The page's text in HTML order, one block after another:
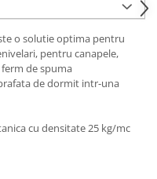
o solutie optima pentru
pentru canapele,
de spuma
de dormit intr-una
cu densitate 25 kg/mc